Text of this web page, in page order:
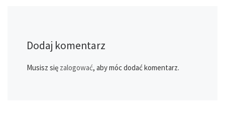
Dodaj komentarz
Musisz się zalogować, aby móc dodać komentarz.